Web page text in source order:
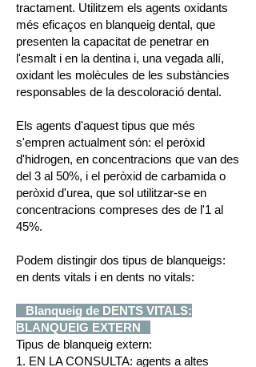
tractament. Utilitzem els agents oxidants
més eficaços en blanqueig dental, que
presenten la capacitat de penetrar en
l'esmalt i en la dentina i, una vegada allí,
oxidant les molècules de les substàncies
responsables de la descoloració dental.
Els agents d'aquest tipus que més
s'empren actualment són: el peròxid
d'hidrogen, en concentracions que van des
del 3 al 50%, i el peròxid de carbamida o
peròxid d'urea, que sol utilitzar-se en
concentracions compreses des de l'1 al
45%.
Podem distingir dos tipus de blanqueigs:
en dents vitals i en dents no vitals:
Blanqueig de DENTS VITALS:
BLANQUEIG EXTERN
Tipus de blanqueig extern:
1. EN LA CONSULTA: agents a altes